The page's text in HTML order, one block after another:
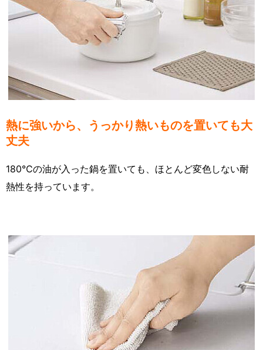
熱に強いから、うっかり熱いものを置いても大
丈夫
180℃の油が入った鍋を置いても、ほとんど変色しない耐
熱性を持っています。